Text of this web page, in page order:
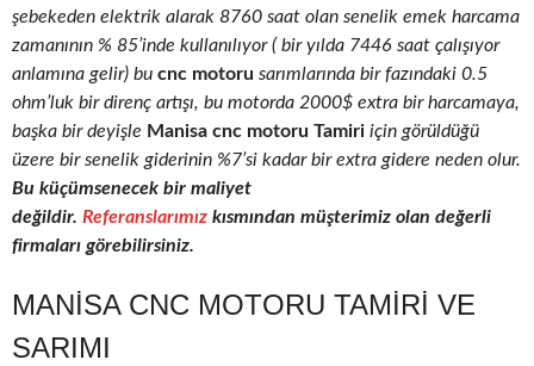
şebekeden elektrik alarak 8760 saat olan senelik emek harcama
zamanının % 85’inde kullanılıyor ( bir yılda 7446 saat çalışıyor
anlamına gelir) bu cnc motoru sarımlarında bir fazındaki 0.5
ohm’luk bir direnç artışı, bu motorda 2000$ extra bir harcamaya,
başka bir deyişle Manisa cnc motoru Tamiri için görüldüğü
üzere bir senelik giderinin %7’si kadar bir extra gidere neden olur.
Bu küçümsenecek bir maliyet
değildir. Referanslarımız kısmından müşterimiz olan değerli
firmaları görebilirsiniz.
MANISA CNC MOTORU TAMIRI VE
SARIMI